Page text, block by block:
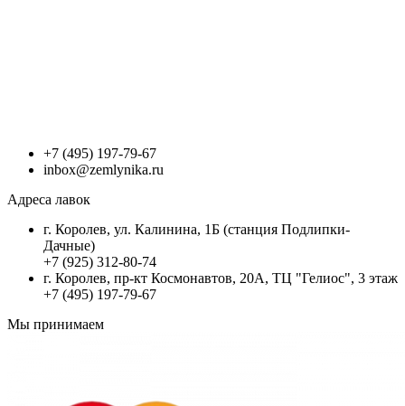
+7 (495) 197-79-67
inbox@zemlynika.ru
Адреса лавок
г. Королев, ул. Калинина, 1Б (станция Подлипки-
Дачные)
+7 (925) 312-80-74
г. Королев, пр-кт Космонавтов, 20А, ТЦ "Гелиос", 3 этаж
+7 (495) 197-79-67
Мы принимаем